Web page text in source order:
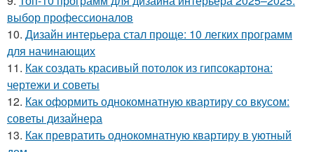
выбор профессионалов
10. Дизайн интерьера стал проще: 10 легких программ
для начинающих
11. Как создать красивый потолок из гипсокартона:
чертежи и советы
12. Как оформить однокомнатную квартиру со вкусом:
советы дизайнера
13. Как превратить однокомнатную квартиру в уютный